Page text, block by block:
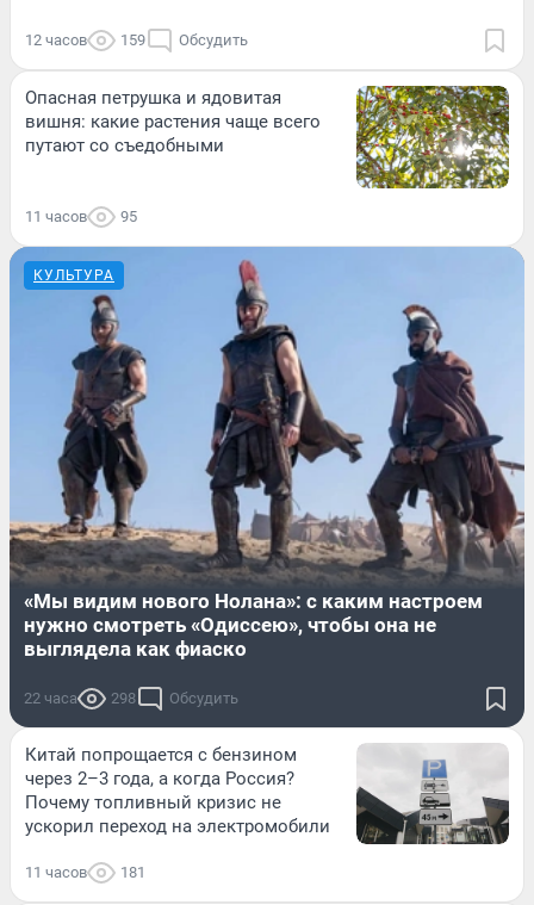
12 часов 159 Обсудить
Опасная петрушка и ядовитая
вишня: какие растения чаще всего
путают со съедобными
11 часов 95
КУЛЬТУРА
«Мы видим нового Нолана»: с каким настроем
нужно смотреть «Одиссею», чтобы она не
выглядела как фиаско
22 часа 298 Обсудить
Китай попрощается с бензином
через 2–3 года, а когда Россия?
Почему топливный кризис не
ускорил переход на электромобили
11 часов 181